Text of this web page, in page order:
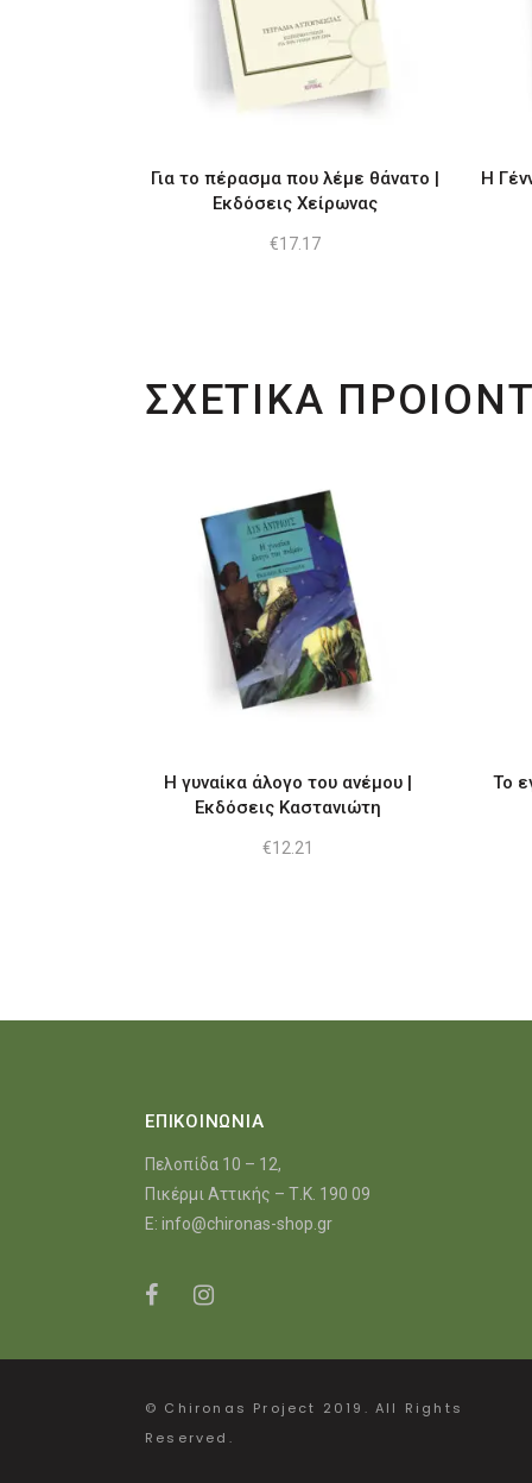
Για το πέρασμα που λέμε θάνατο |
Εκδόσεις Χείρωνας
€17.17
Η
ΣΧΕΤΙΚΑ
Η γυναίκα άλογο του ανέμου |
Εκδόσεις Καστανιώτη
€12.21
Το
ΕΠΙΚΟΙΝΩΝΙΑ
Πελοπίδα 10 – 12,
Πικέρμι Αττικής – Τ.Κ. 190 09
E: info@chironas-shop.gr
© Chironas Project 2019. All Rights
Reserved.